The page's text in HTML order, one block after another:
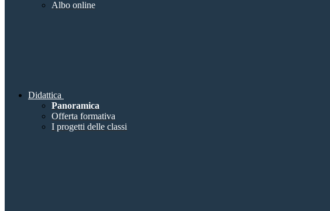
Albo online
Didattica
Panoramica
Offerta formativa
I progetti delle classi